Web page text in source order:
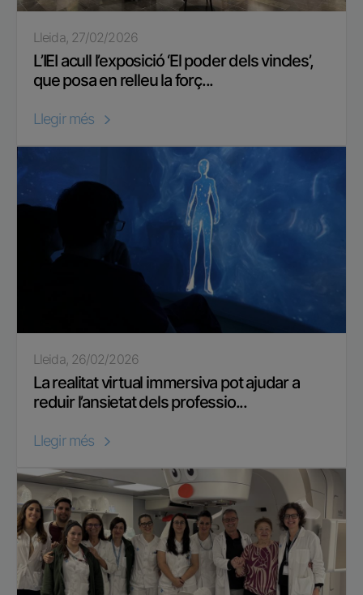
Lleida, 27/02/2026
L’IEI acull l’exposició ‘El poder dels vincles’,
que posa en relleu la forç...
Llegir més
Lleida, 26/02/2026
La realitat virtual immersiva pot ajudar a
reduir l’ansietat dels professio...
Llegir més